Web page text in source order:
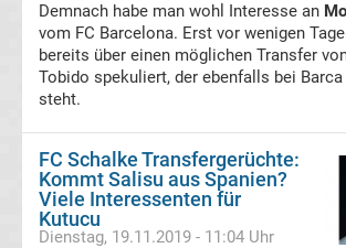
Süper
Lig
Süper
Lig
Demnach habe man wohl Interesse an
vom FC Barcelona. Erst vor wenigen
bereits über einen möglichen Transfer
Tobido spekuliert, der ebenfalls bei
steht.
FC Schalke Transfergerüchte:
Kommt Salisu aus Spanien?
Viele Interessenten für
Kutucu
Dienstag, 19.11.2019 - 11:04 Uhr